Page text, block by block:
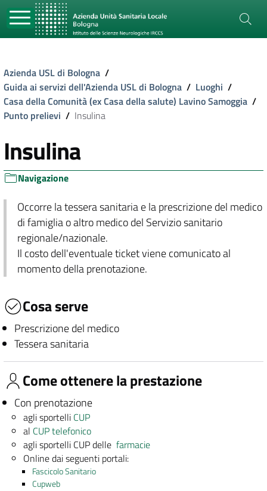
Azienda USL di Bologna /
Guida ai servizi dell'Azienda USL di Bologna / Luoghi /
Casa della Comunità (ex Casa della salute) Lavino Samoggia /
Punto prelievi / Insulina
Insulina
Navigazione
Occorre la tessera sanitaria e la prescrizione del medico
di famiglia o altro medico del Servizio sanitario
regionale/nazionale.
Il costo dell'eventuale ticket viene comunicato al
momento della prenotazione.
Cosa serve
Prescrizione del medico
Tessera sanitaria
Come ottenere la prestazione
Con prenotazione
agli sportelli CUP
al CUP telefonico
agli sportelli CUP dellefarmacie
Online dai seguenti portali:
Fascicolo Sanitario
Cupweb